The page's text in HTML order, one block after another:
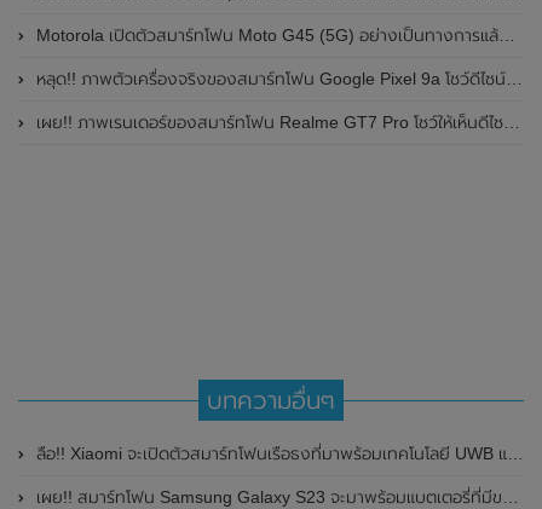
Motorola เปิดตัวสมาร์ทโฟน Moto G45 (5G) อย่างเป็นทางการแล้วในอินเดีย
หลุด!! ภาพตัวเครื่องจริงของสมาร์ทโฟน Google Pixel 9a โชว์ดีไซน์ใหม่ กล้องหลังแบนราบ ไม่มีกรอบของกล้องแล้ว
เผย!! ภาพเรนเดอร์ของสมาร์ทโฟน Realme GT7 Pro โชว์ให้เห็นดีไซน์ใหม่ พร้อมเผยรายละเอียดสเปกที่สำคัญบางส่วน
บทความอื่นๆ
ลือ!! Xiaomi จะเปิดตัวสมาร์ทโฟนเรือธงที่มาพร้อมเทคโนโลยี UWB และกล้องหน้าใต้จอแสดงผล
เผย!! สมาร์ทโฟน Samsung Galaxy S23 จะมาพร้อมแบตเตอรี่ที่มีขนาดใหญ่ขึ้น และหน้าจอแสดงผลขนาด 6.1 นิ้ว